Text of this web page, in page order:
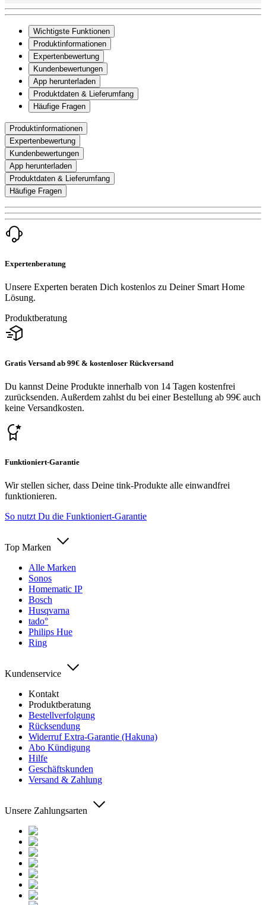
Wichtigste Funktionen
Produktinformationen
Expertenbewertung
Kundenbewertungen
App herunterladen
Produktdaten & Lieferumfang
Häufige Fragen
Produktinformationen
Expertenbewertung
Kundenbewertungen
App herunterladen
Produktdaten & Lieferumfang
Häufige Fragen
Expertenberatung
Unsere Experten beraten Dich kostenlos zu Deiner Smart Home
Lösung.
Produktberatung
Gratis Versand ab 99€ & kostenloser Rückversand
Du kannst Deine Produkte innerhalb von 14 Tagen kostenfrei
zurücksenden. Außerdem zahlst du bei einer Bestellung ab 99€ auch
keine Versandkosten.
Funktioniert-Garantie
Wir stellen sicher, dass Deine tink-Produkte alle einwandfrei
funktionieren.
So nutzt Du die Funktioniert-Garantie
Top Marken
Alle Marken
Sonos
Homematic IP
Bosch
Husqvarna
tado°
Philips Hue
Ring
Kundenservice
Kontakt
Produktberatung
Bestellverfolgung
Rücksendung
Widerruf Extra-Garantie (Hakuna)
Abo Kündigung
Hilfe
Geschäftskunden
Versand & Zahlung
Unsere Zahlungsarten